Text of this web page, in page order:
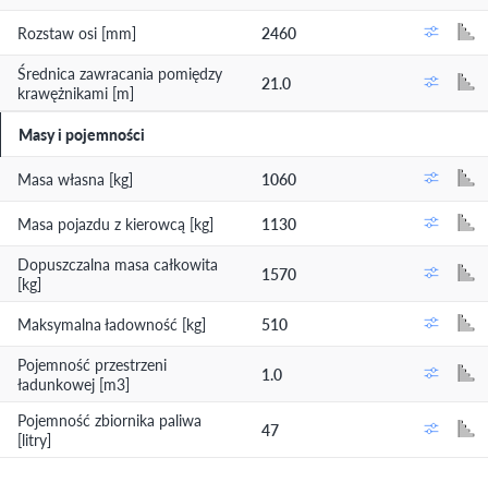
Rozstaw osi [mm]
2460
Średnica zawracania pomiędzy
krawężnikami [m]
21.0
Masy i pojemności
Masa własna [kg] 1060
Masa pojazdu z kierowcą [kg]
1130
Dopuszczalna masa całkowita
[kg]
1570
Maksymalna ładowność [kg]
510
Pojemność przestrzeni
ładunkowej [m3]
1.0
Pojemność zbiornika paliwa
[litry]
47